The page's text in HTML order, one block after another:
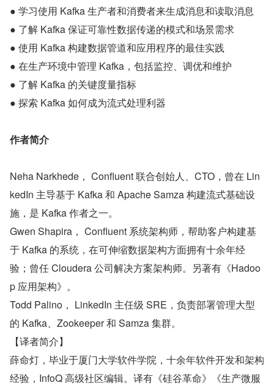
● 学习使用 Kafka 生产者和消费者来生成消息和读取消息
● 了解 Kafka 保证可靠性数据传递的模式和场景需求
● 使用 Kafka 构建数据管道和应用程序的最佳实践
● 在生产环境中管理 Kafka，包括监控、调优和维护
● 了解 Kafka 的关键度量指标
● 探索 Kafka 如何成为流式处理利器
作者简介
Neha Narkhede， Confluent 联合创始人、CTO，曾在 Lin
kedIn 主导基于 Kafka 和 Apache Samza 构建流式基础设
施，是 Kafka 作者之一。
Gwen Shapira， Confluent 系统架构师，帮助客户构建基
于 Kafka 的系统，在可伸缩数据架构方面拥有十余年经
验；曾任 Cloudera 公司解决方案架构师。另著有《Hadoo
p 应用架构》。
Todd Palino， LinkedIn 主任级 SRE，负责部署管理大型
的 Kafka、Zookeeper 和 Samza 集群。
【译者简介】
薛命灯，毕业于厦门大学软件学院，十余年软件开发和架构
经验，InfoQ 高级社区编辑。译有《硅谷革命》《生产微服